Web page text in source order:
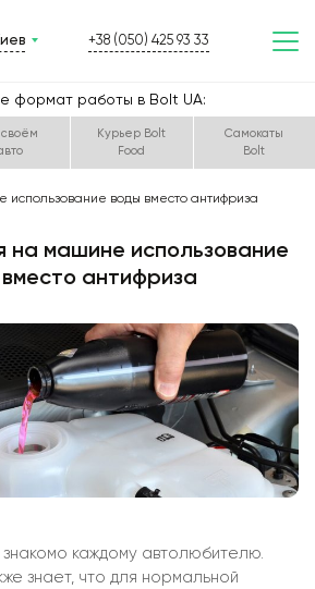
+38 (050) 425 93 33
формат работы в Bolt UA:
Курьер Bolt
Food
Самокаты
Bolt
использование воды вместо антифриза
на машине использование
антифриза
каждому автолюбителю.
знает, что для нормальной